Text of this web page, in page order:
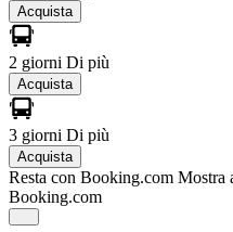
Acquista
2 giorni Di più
Acquista
3 giorni Di più
Acquista
Resta con Booking.com Mostra
Booking.com